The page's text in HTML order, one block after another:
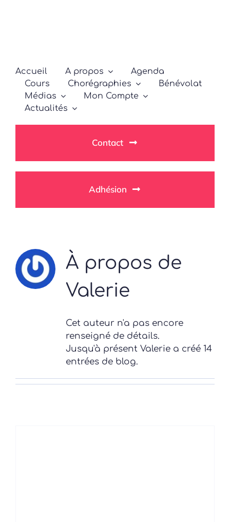
Accueil A propos
Agenda
Cours
Chorégraphies
Bénévolat
Médias
Mon Compte
Actualités
Contact
Adhésion
À propos de
Valerie
Cet auteur n'a pas encore
renseigné de détails.
Jusqu'à présent Valerie a créé 14
entrées de blog.